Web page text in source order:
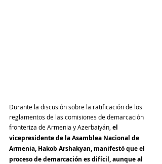
Durante la discusión sobre la ratificación de los
reglamentos de las comisiones de demarcación
fronteriza de Armenia y Azerbaiyán, el
vicepresidente de la Asamblea Nacional de
Armenia, Hakob Arshakyan, manifestó que el
proceso de demarcación es difícil, aunque al